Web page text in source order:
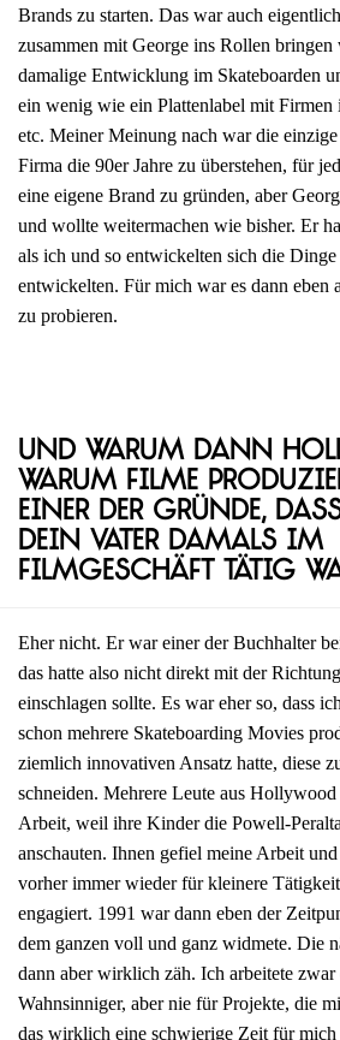
Brands zu starten. Das war auch
zusammen mit George ins Rollen
damalige Entwicklung im Skateboarden
ein wenig wie ein Plattenlabel mit Firmen
etc. Meiner Meinung nach war die
Firma die 90er Jahre zu überstehen, für
eine eigene Brand zu gründen, aber
und wollte weitermachen wie bisher. Er
als ich und so entwickelten sich die Dinge
entwickelten. Für mich war es dann eben
zu probieren.
Und warum dann
Warum Filme
einer der Gründe,
dein Vater damals im
Filmgeschäft tätig
Eher nicht. Er war einer der Buchhalter
das hatte also nicht direkt mit der
einschlagen sollte. Es war eher so, dass
schon mehrere Skateboarding Movies
ziemlich innovativen Ansatz hatte, diese
schneiden. Mehrere Leute aus Hollywood
Arbeit, weil ihre Kinder die Powell-
anschauten. Ihnen gefiel meine Arbeit
vorher immer wieder für kleinere
engagiert. 1991 war dann eben der
dem ganzen voll und ganz widmete. Die
dann aber wirklich zäh. Ich arbeitete
Wahnsinniger, aber nie für Projekte, die
das wirklich eine schwierige Zeit für